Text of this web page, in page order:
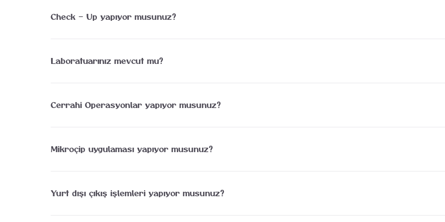
Check – Up yapıyor musunuz?
Laboratuarınız mevcut mu?
sayımı, biyokimya, hormon ve idrar analizi ile doğru tanı yöntemleri kullanmaktayız.
Cerrahi Operasyonlar yapıyor musunuz?
Mikroçip uygulaması yapıyor musunuz?
Yurt dışı çıkış işlemleri yapıyor musunuz?